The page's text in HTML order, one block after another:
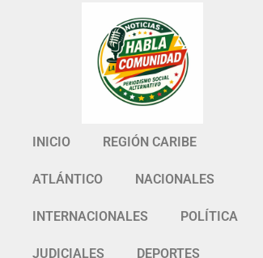
INICIO REGIÓN CARIBE
ATLÁNTICO NACIONALES
INTERNACIONALES POLÍTICA
JUDICIALES DEPORTES